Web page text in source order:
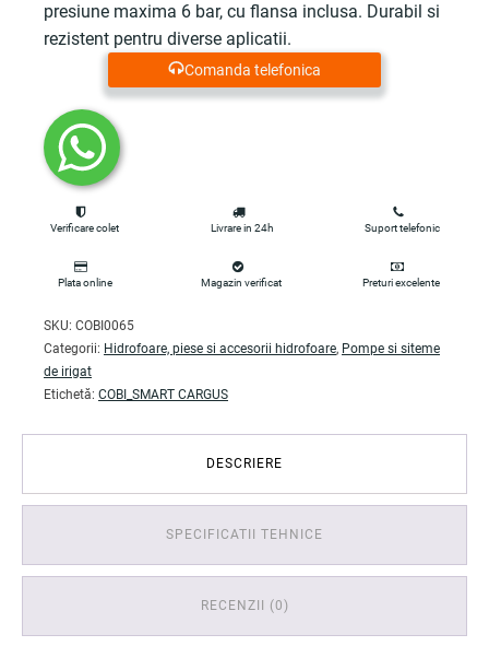
a
fost:
324.95 lei.
este:
219.00 lei.
presiune maxima 6 bar, cu flansa inclusa. Durabil si
rezistent pentru diverse aplicatii.
Comanda telefonica
Verificare colet Livrare in 24h Suport telefonic
Plata online Magazin verificat Preturi excelente
SKU: COBI0065
Categorii: Hidrofoare, piese si accesorii hidrofoare, Pompe si siteme
de irigat
Etichetă: COBI_SMART CARGUS
DESCRIERE
SPECIFICATII TEHNICE
RECENZII (0)